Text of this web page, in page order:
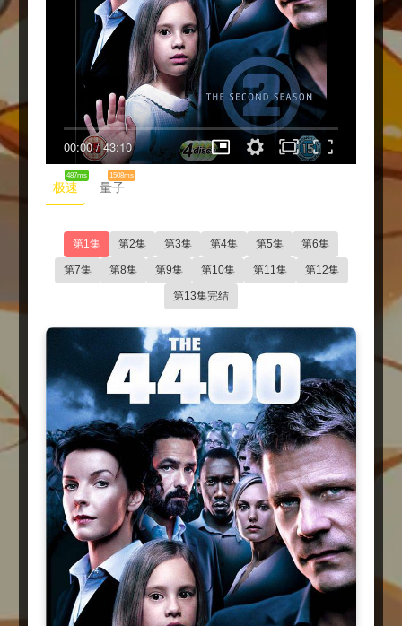
00:00/43:10
极速
487ms
量子
1508ms
第1集 第2集 第3集 第4集 第5集 第6集
第7集 第8集 第9集 第10集 第11集 第12集
第13集完结